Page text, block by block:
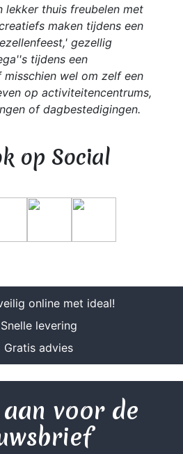
lekker thuis freubelen met
maken tijdens een
gezellig
tijdens een
wel om zelf een
op activiteitencentrums,
of dagbestedigingen.
op Social
online met ideal!
Snelle levering
Gratis advies
voor de